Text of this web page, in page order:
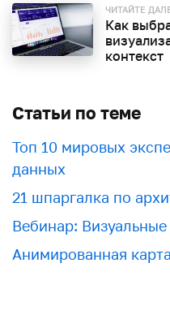
ЧИТАЙТЕ
Как
контекст
Статьи по теме
Топ 10 мировых
данных
21 шпаргалка по
Вебинар: Визуальные
Анимированная